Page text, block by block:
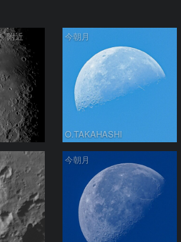
附近 今朝月
O.TAKAHASHI
今朝月